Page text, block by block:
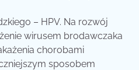
– HPV. Na rozwój
wirusem brodawczaka
chorobami
sposobem